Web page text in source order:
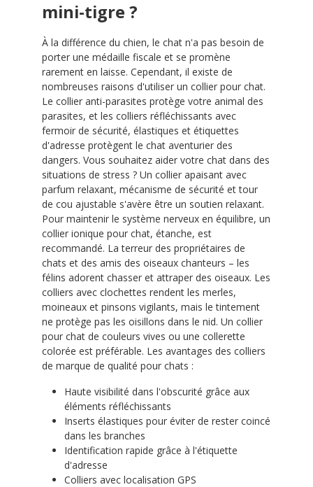
mini-tigre ?
À la différence du chien, le chat n'a pas besoin de
porter une médaille fiscale et se promène
rarement en laisse. Cependant, il existe de
nombreuses raisons d'utiliser un collier pour chat.
Le collier anti-parasites protège votre animal des
parasites, et les colliers réfléchissants avec
fermoir de sécurité, élastiques et étiquettes
d'adresse protègent le chat aventurier des
dangers. Vous souhaitez aider votre chat dans des
situations de stress ? Un collier apaisant avec
parfum relaxant, mécanisme de sécurité et tour
de cou ajustable s'avère être un soutien relaxant.
Pour maintenir le système nerveux en équilibre, un
collier ionique pour chat, étanche, est
recommandé. La terreur des propriétaires de
chats et des amis des oiseaux chanteurs – les
félins adorent chasser et attraper des oiseaux. Les
colliers avec clochettes rendent les merles,
moineaux et pinsons vigilants, mais le tintement
ne protège pas les oisillons dans le nid. Un collier
pour chat de couleurs vives ou une collerette
colorée est préférable. Les avantages des colliers
de marque de qualité pour chats :
Haute visibilité dans l'obscurité grâce aux
éléments réfléchissants
Inserts élastiques pour éviter de rester coincé
dans les branches
Identification rapide grâce à l'étiquette
d'adresse
Colliers avec localisation GPS